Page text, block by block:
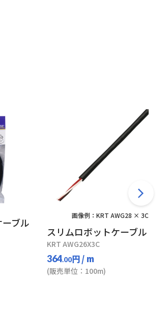
ブル
画像例：KRT AWG28 × 3C
スリムロボットケーブル
KRT AWG26X3C
364.00円/ m
(販売単位：100m)